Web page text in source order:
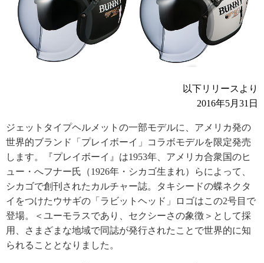
以下リリースより
2016年5月31日
ジェットタイプヘルメットの一部モデルに、アメリカ発の
世界的ブランド「プレイボーイ」コラボモデルを限定発売
します。『プレイボーイ』は1953年、アメリカ合衆国のヒ
ュー・へフナー氏（1926年・シカゴ生まれ）らによって、
シカゴで創刊されたカルチャー誌。タキシードの蝶ネクタ
イをつけたウサギの「ラビットヘッド」ロゴはこの2号目で
登場。＜ユーモラスであり、セクシーさの象徴＞として採
用、さまざまな地域で同誌が発行されたことで世界的に知
られることとなりました。